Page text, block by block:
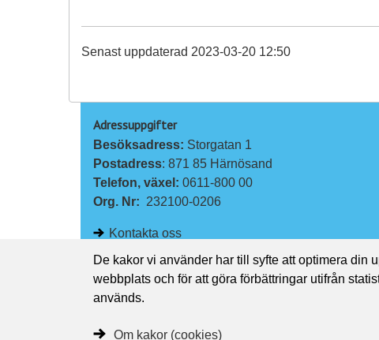
Senast uppdaterad 2023-03-20 12:50
Adressuppgifter
Besöksadress: Storgatan 1
Postadress: 871 85 Härnösand
Telefon, växel: 0611-800 00
Org. Nr: 232100-0206
Kontakta oss
De kakor vi använder har till syfte att optimera din
webbplats och för att göra förbättringar utifrån
används.
Om kakor (cookies)